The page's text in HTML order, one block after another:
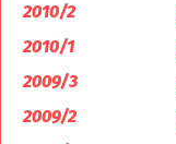
2010/2
2010/1
2009/3
2009/2